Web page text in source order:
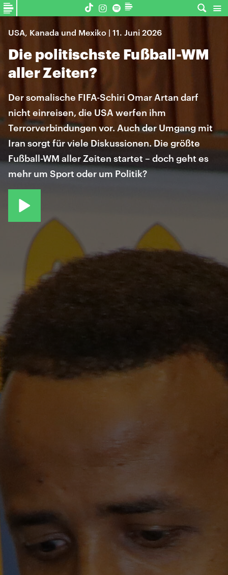
USA, Kanada und Mexiko | 11. Juni 2026
Die politischste Fußball-WM
aller Zeiten?
Der somalische FIFA-Schiri Omar Artan darf
nicht einreisen, die USA werfen ihm
Terrorverbindungen vor. Auch der Umgang mit
Iran sorgt für viele Diskussionen. Die größte
Fußball-WM aller Zeiten startet – doch geht es
mehr um Sport oder um Politik?